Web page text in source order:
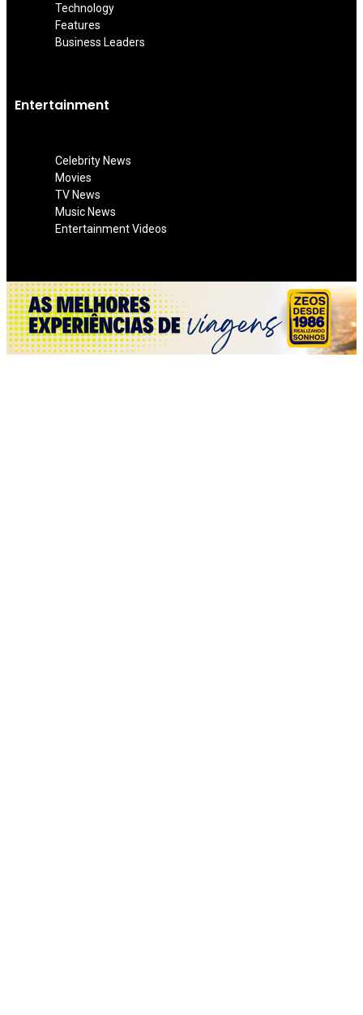
Technology
Features
Business Leaders
Entertainment
Celebrity News
Movies
TV News
Music News
Entertainment Videos